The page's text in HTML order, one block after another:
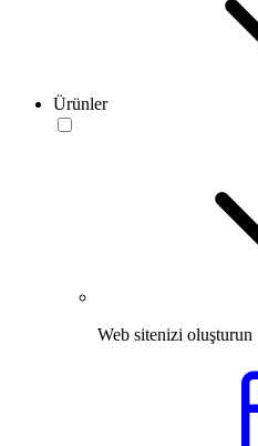
Ürünler
Web sitenizi oluşturun